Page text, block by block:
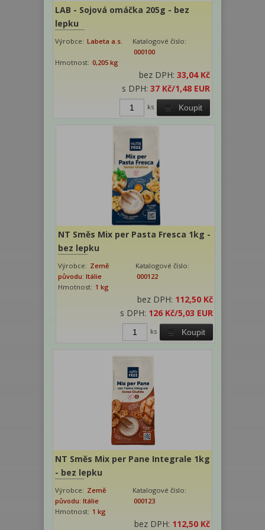
LAB - Sojová omáčka 205g - bez
lepku
Výrobce: Labeta a.s.
Katalogové číslo:
000100
Hmotnost: 0,205 kg
bez DPH: 33,04 Kč
s DPH: 37 Kč/1,48 EUR
Koupit
ks
NT Směs Mix per Pasta Fresca 1kg -
bez lepku
Výrobce: Země
původu: Itálie
Katalogové číslo:
000122
Hmotnost: 1 kg
bez DPH: 112,50 Kč
s DPH: 126 Kč/5,03 EUR
Koupit
ks
NT Směs Mix per Pane Integrale 1kg
- bez lepku
Výrobce: Země
původu: Itálie
Katalogové číslo:
000123
Hmotnost: 1 kg
bez DPH: 112,50 Kč